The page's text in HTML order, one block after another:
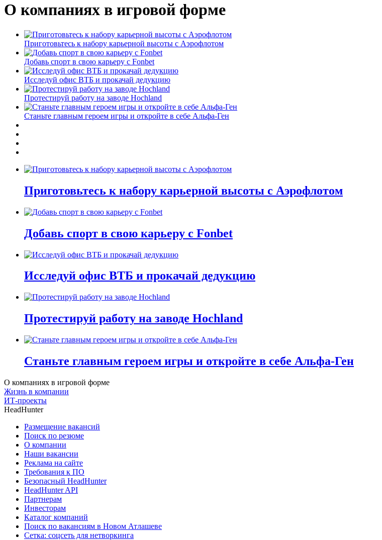
О компаниях в игровой форме
Приготовьтесь к набору карьерной высоты с Аэрофлотом
Добавь спорт в свою карьеру с Fonbet
Исследуй офис ВТБ и прокачай дедукцию
Протестируй работу на заводе Hochland
Станьте главным героем игры и откройте в себе Альфа-Ген
Приготовьтесь к набору карьерной высоты с Аэрофлотом
Добавь спорт в свою карьеру с Fonbet
Исследуй офис ВТБ и прокачай дедукцию
Протестируй работу на заводе Hochland
Станьте главным героем игры и откройте в себе Альфа-Ген
О компаниях в игровой форме
Жизнь в компании
ИТ-проекты
HeadHunter
Размещение вакансий
Поиск по резюме
О компании
Наши вакансии
Реклама на сайте
Требования к ПО
Безопасный HeadHunter
HeadHunter API
Партнерам
Инвесторам
Каталог компаний
Поиск по вакансиям в Новом Атлашеве
Сетка: соцсеть для нетворкинга